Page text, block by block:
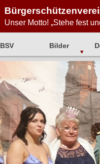
BSV Bilder
Unser Motto! „Stehe fest